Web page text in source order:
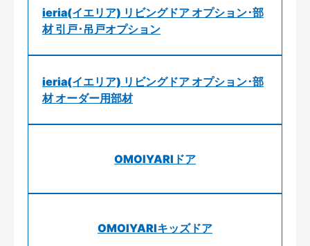
ieria(イエリア) リビングドア オプション･部
材 引戸･吊戸オプション
ieria(イエリア) リビングドア オプション･部
材 オーダー用部材
OMOIYARIドア
OMOIYARIキッズドア